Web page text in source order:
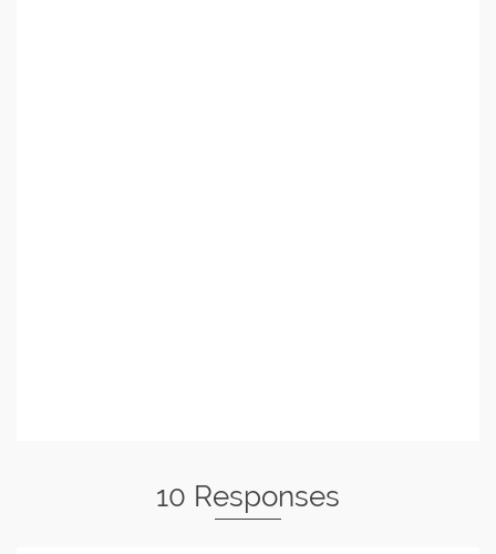
10 Responses